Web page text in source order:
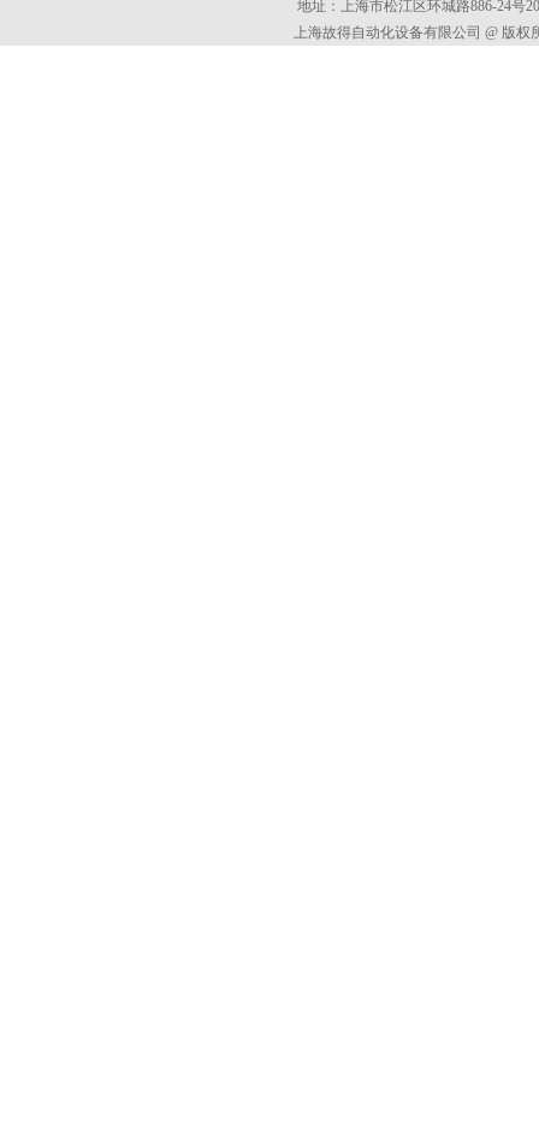
地址：上海市松江区环城路886-24号
上海故得自动化设备有限公司 @ 版权